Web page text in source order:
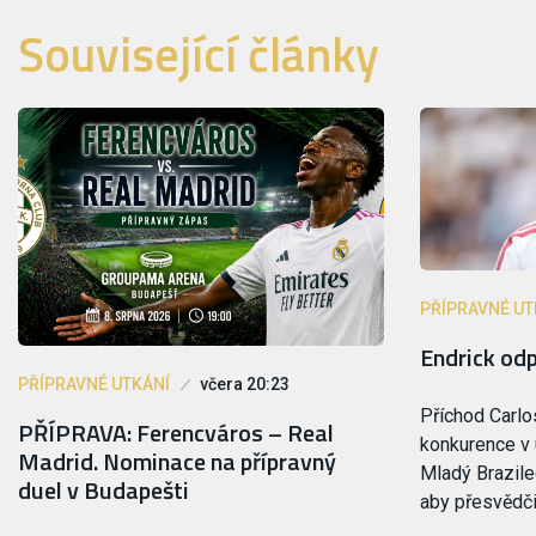
Související články
PŘÍPRAVNÉ UTKÁNÍ včera 20:23
PŘÍPRAVA: Ferencváros – Real
Madrid. Nominace na přípravný
duel v Budapešti
PŘÍPRAVNÉ
Endrick
Příchod
konkurence v
Mladý
aby